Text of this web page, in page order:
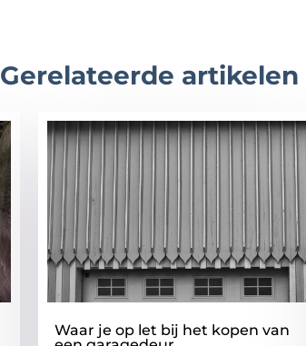
Gerelateerde artikelen
Waar je op let bij het kopen van